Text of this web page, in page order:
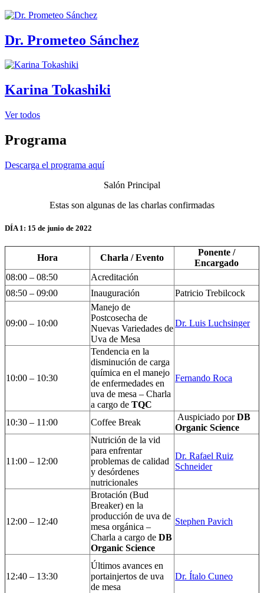
Dr. Prometeo Sánchez
Karina Tokashiki
Ver todos
Programa
Descarga el programa aquí
Salón Principal
Estas son algunas de las charlas confirmadas
DÍA 1: 15 de junio de 2022
Hora Charla / Evento
Ponente /
Encargado
08:00 – 08:50
Acreditación
08:50 – 09:00
Inauguración Patricio Trebilcock
09:00 – 10:00
Manejo de
Postcosecha de
Nuevas Variedades de
Uva de Mesa
Dr. Luis Luchsinger
10:00 – 10:30
Tendencia en la
disminución de carga
química en el manejo
de enfermedades en
uva de mesa – Charla
a cargo de TQC
Fernando Roca
10:30 – 11:00 Coffee Break
Auspiciado porDB
Organic Science
11:00 – 12:00
Nutrición de la vid
para enfrentar
problemas de calidad
y desórdenes
nutricionales
Dr. Rafael Ruiz
Schneider
12:00 – 12:40
Brotación (Bud
Breaker) en la
producción de uva de
mesa orgánica –
Charla a cargo de DB
Organic Science
Stephen Pavich
12:40 – 13:30
Últimos avances en
portainjertos de uva
de mesa
Dr. Ítalo Cuneo